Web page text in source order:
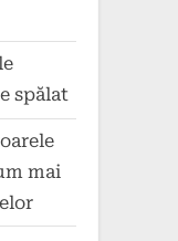
spălat
mai